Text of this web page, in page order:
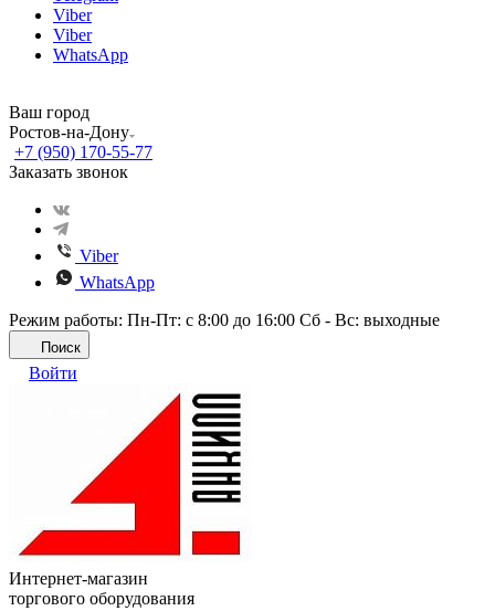
Viber
Viber
WhatsApp
Ваш город
Ростов-на-Дону
+7 (950) 170-55-77
Заказать звонок
Viber
WhatsApp
Режим работы: Пн-Пт: с 8:00 до 16:00 Сб - Вс: выходные
Поиск
Войти
Интернет-магазин
торгового оборудования